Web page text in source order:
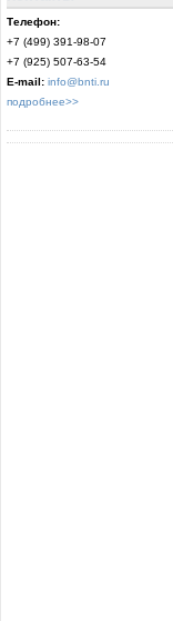
Телефон:
+7 (499) 391-98-07
+7 (925) 507-63-54
E-mail: info@bnti.ru
подробнее>>